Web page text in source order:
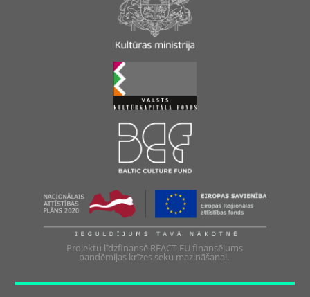
Projektu līdzfinansē REACT-EU finansējums
pandēmijas krīzes seku mazināšanai.